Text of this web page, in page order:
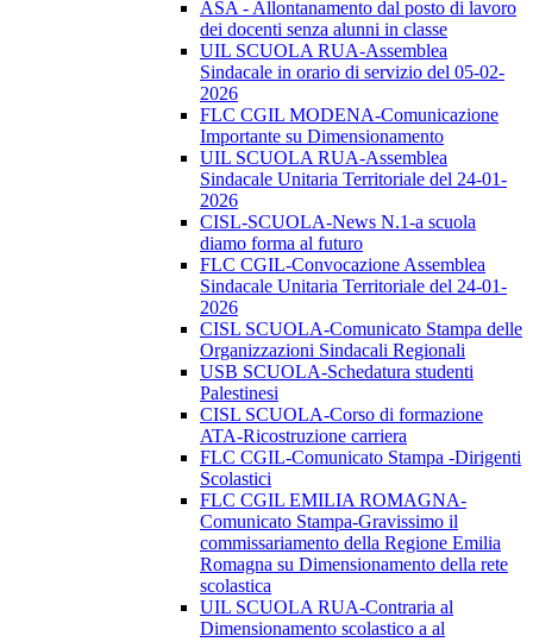
ASA - Allontanamento dal posto di lavoro
dei docenti senza alunni in classe
UIL SCUOLA RUA-Assemblea
Sindacale in orario di servizio del 05-02-
2026
FLC CGIL MODENA-Comunicazione
Importante su Dimensionamento
UIL SCUOLA RUA-Assemblea
Sindacale Unitaria Territoriale del 24-01-
2026
CISL-SCUOLA-News N.1-a scuola
diamo forma al futuro
FLC CGIL-Convocazione Assemblea
Sindacale Unitaria Territoriale del 24-01-
2026
CISL SCUOLA-Comunicato Stampa delle
Organizzazioni Sindacali Regionali
USB SCUOLA-Schedatura studenti
Palestinesi
CISL SCUOLA-Corso di formazione
ATA-Ricostruzione carriera
FLC CGIL-Comunicato Stampa -Dirigenti
Scolastici
FLC CGIL EMILIA ROMAGNA-
Comunicato Stampa-Gravissimo il
commissariamento della Regione Emilia
Romagna su Dimensionamento della rete
scolastica
UIL SCUOLA RUA-Contraria al
Dimensionamento scolastico a al